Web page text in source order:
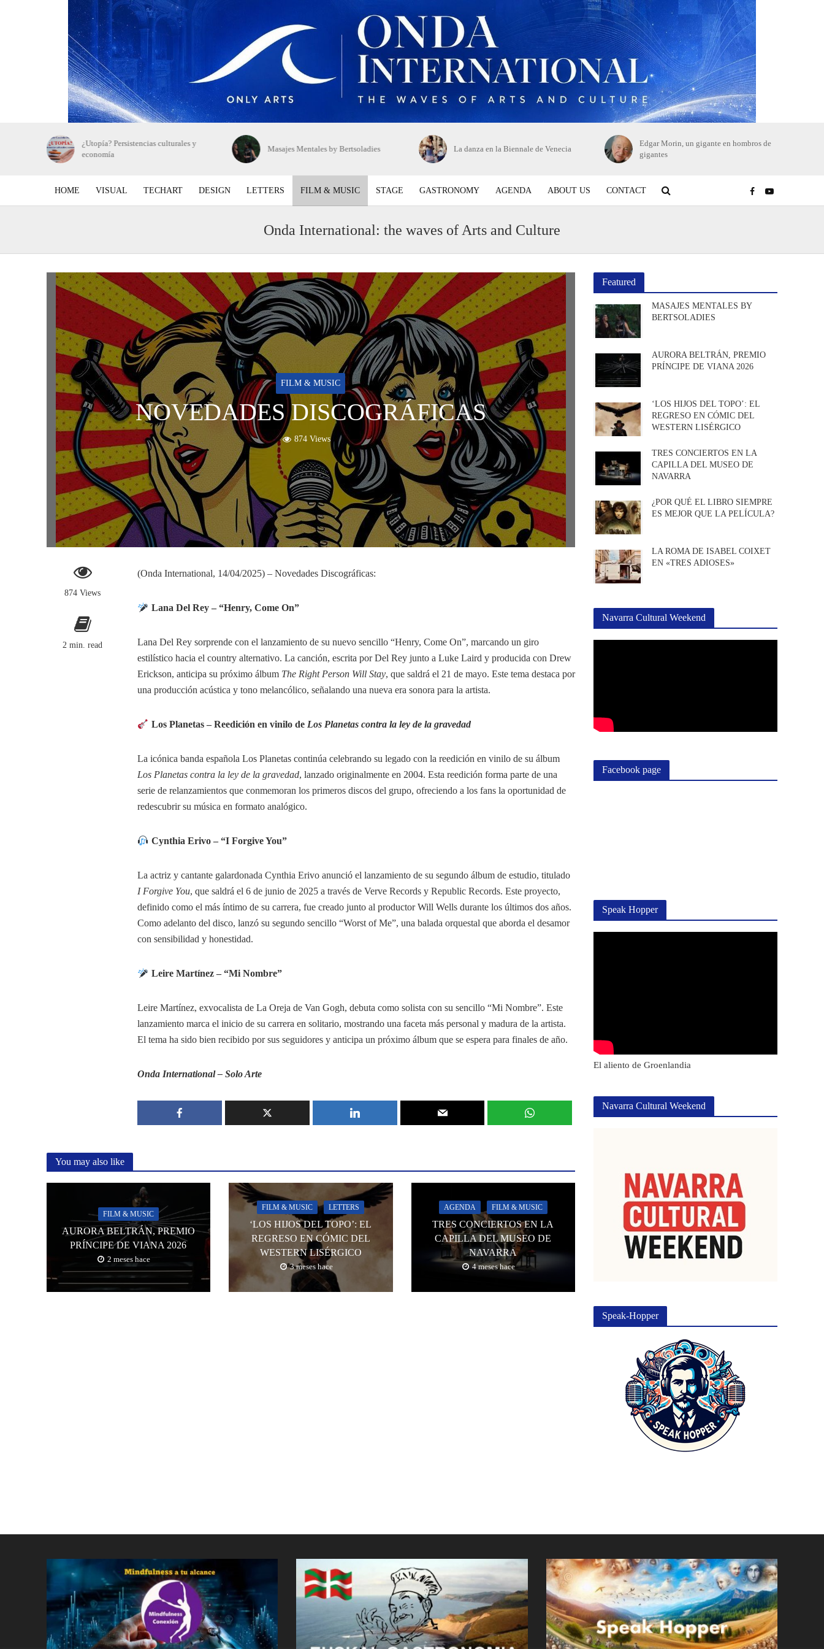
¿Utopía? Persistencias culturales y
economía
Masajes Mentales by Bertsoladies La danza en la Biennale de Venecia
Edgar Morin, un gigante en hombros de
gigantes
HOME VISUAL TECHART DESIGN LETTERS FILM & MUSIC STAGE GASTRONOMY AGENDA ABOUT US CONTACT
Onda International: the waves of Arts and Culture
FILM & MUSIC
​NOVEDADES DISCOGRÁFICAS
874 Views
874 Views
2 min. read
(Onda International, 14/04/2025) – ​Novedades Discográficas:​
Lana Del Rey – “Henry, Come On”
Lana Del Rey sorprende con el lanzamiento de su nuevo sencillo “Henry, Come On”, marcando un giro
estilístico hacia el country alternativo. La canción, escrita por Del Rey junto a Luke Laird y producida con Drew
Erickson, anticipa su próximo álbum The Right Person Will Stay, que saldrá el 21 de mayo. Este tema destaca por
una producción acústica y tono melancólico, señalando una nueva era sonora para la artista. ​
Los Planetas – Reedición en vinilo de Los Planetas contra la ley de la gravedad
La icónica banda española Los Planetas continúa celebrando su legado con la reedición en vinilo de su álbum
Los Planetas contra la ley de la gravedad, lanzado originalmente en 2004. Esta reedición forma parte de una
serie de relanzamientos que conmemoran los primeros discos del grupo, ofreciendo a los fans la oportunidad de
redescubrir su música en formato analógico. ​
Cynthia Erivo – “I Forgive You”
La actriz y cantante galardonada Cynthia Erivo anunció el lanzamiento de su segundo álbum de estudio, titulado
I Forgive You, que saldrá el 6 de junio de 2025 a través de Verve Records y Republic Records. Este proyecto,
definido como el más íntimo de su carrera, fue creado junto al productor Will Wells durante los últimos dos años.
Como adelanto del disco, lanzó su segundo sencillo “Worst of Me”, una balada orquestal que aborda el desamor
con sensibilidad y honestidad. ​
Leire Martínez – “Mi Nombre”
Leire Martínez, exvocalista de La Oreja de Van Gogh, debuta como solista con su sencillo “Mi Nombre”. Este
lanzamiento marca el inicio de su carrera en solitario, mostrando una faceta más personal y madura de la artista.
El tema ha sido bien recibido por sus seguidores y anticipa un próximo álbum que se espera para finales de año. ​
Onda International – Solo Arte
You may also like
FILM & MUSIC
AURORA BELTRÁN, PREMIO
PRÍNCIPE DE VIANA 2026
2 meses hace
FILM & MUSIC LETTERS
‘LOS HIJOS DEL TOPO’: EL
REGRESO EN CÓMIC DEL
WESTERN LISÉRGICO
3 meses hace
AGENDA FILM & MUSIC
TRES CONCIERTOS EN LA
CAPILLA DEL MUSEO DE
NAVARRA
4 meses hace
Featured
MASAJES MENTALES BY
BERTSOLADIES
AURORA BELTRÁN, PREMIO
PRÍNCIPE DE VIANA 2026
‘LOS HIJOS DEL TOPO’: EL
REGRESO EN CÓMIC DEL
WESTERN LISÉRGICO
TRES CONCIERTOS EN LA
CAPILLA DEL MUSEO DE
NAVARRA
¿POR QUÉ EL LIBRO SIEMPRE
ES MEJOR QUE LA PELÍCULA?
LA ROMA DE ISABEL COIXET
EN «TRES ADIOSES»
Navarra Cultural Weekend
Facebook page
Speak Hopper
El aliento de Groenlandia
Navarra Cultural Weekend
Speak-Hopper